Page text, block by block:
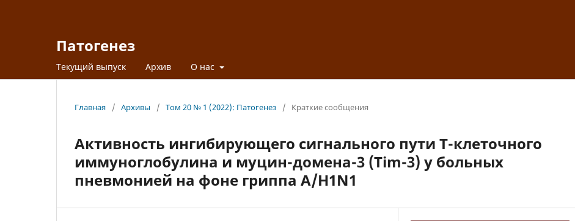
Патогенез
Текущий выпуск Архив О нас
Главная / Архивы / Том 20 № 1 (2022): Патогенез / Краткие сообщения
Активность ингибирующего сигнального пути T-клеточного
иммуноглобулина и муцин-домена-3 (Tim-3) у больных
пневмонией на фоне гриппа A/H1N1